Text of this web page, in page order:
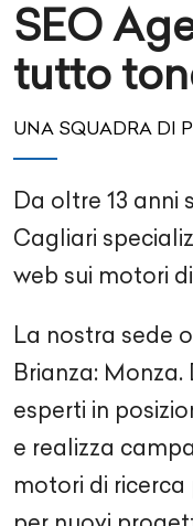
SEO
tutto
UNA SQUADRA DI
Da oltre 13 anni
Cagliari
web sui motori
La nostra sede
Brianza:
esperti in
e realizza
motori di ricerca